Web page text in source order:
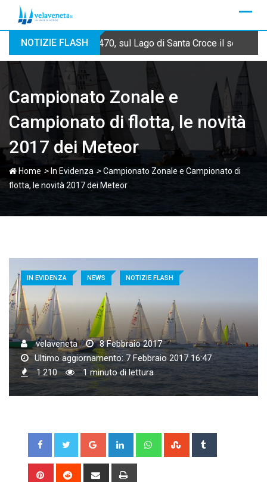
NOTIZIE FLASH 470, sul Lago di Santa Croce il
Campionato Zonale e
Campionato di flotta, le novità
2017 dei Meteor
Home > In Evidenza >Campionato Zonale e Campionato di
flotta, le novità 2017 dei Meteor
IN EVIDENZA NEWS NOTIZIE FLASH
velaveneta
8 Febbraio 2017
Ultimo aggiornamento: 7 Febbraio 2017 16:47
1.210
1 minuto di lettura
Google+ LinkedIn WhatsappStumbleUpon
Pinterest Reddit
Share